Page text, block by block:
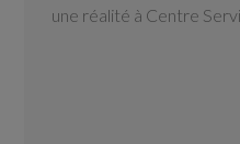
une réalité à Centre